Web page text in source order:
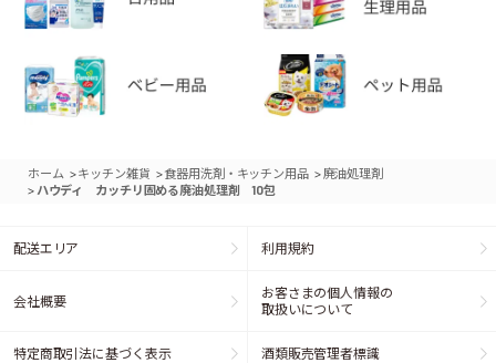
ホーム >キッチン雑貨 >食器用洗剤・キッチン用品 >廃油処理剤
> ハウディ カッチリ固める廃油処理剤 10包
配送エリア 利用規約
会社概要
お客さまの個人情報の
取扱いについて
特定商取引法に基づく表示 酒類販売管理者標識